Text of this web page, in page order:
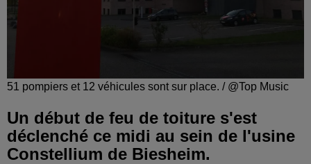
51 pompiers et 12 véhicules sont sur place. / @Top Music
Un début de feu de toiture s'est
déclenché ce midi au sein de l'usine
Constellium de Biesheim.